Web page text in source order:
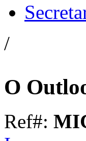
/
O
Ref#: